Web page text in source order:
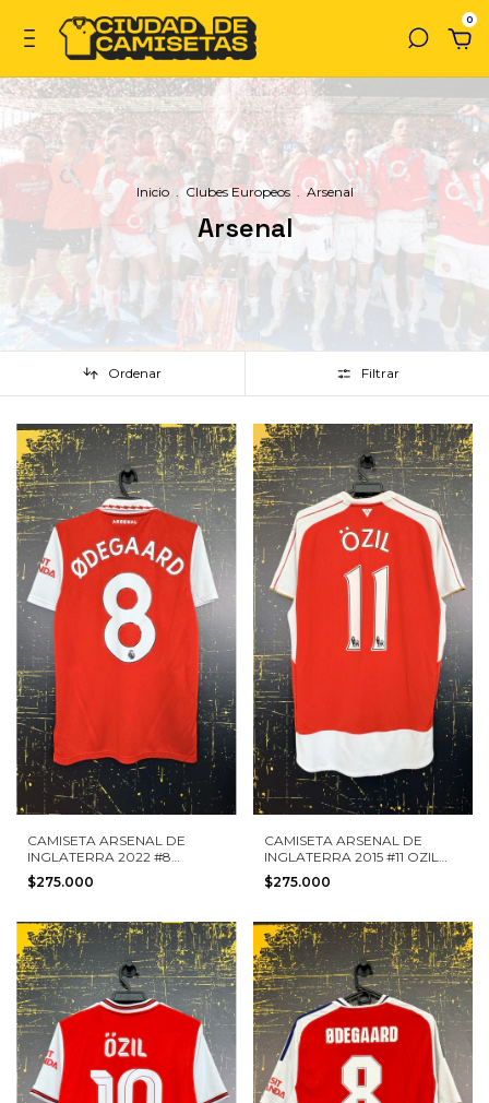
0
Inicio . Clubes Europeos . Arsenal
Arsenal
Ordenar Filtrar
CAMISETA ARSENAL DE
INGLATERRA 2022 #8
ODEGAARD ADIDAS TALLA S
$275.000
CAMISETA ARSENAL DE
INGLATERRA 2015 #11 OZIL
PUMA TALLA L
$275.000